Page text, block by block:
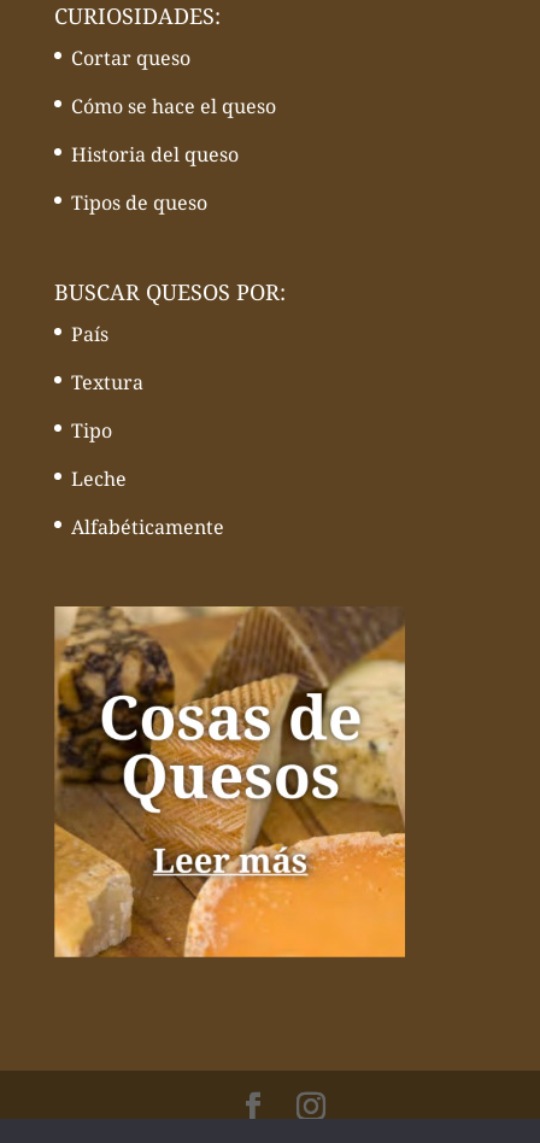
CURIOSIDADES:
Cortar queso
Cómo se hace el queso
Historia del queso
Tipos de queso
BUSCAR QUESOS POR:
País
Textura
Tipo
Leche
Alfabéticamente